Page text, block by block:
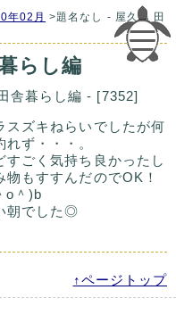
年02月 >題名なし - 屋久島 田
らし編
舎暮らし編 - [7352]
スズキねらいでしたが何
れず・・・。
すごく気持ち良かったし
物もすすんだのでOK！
o＾)b
朝でした◎
↑ページトップ